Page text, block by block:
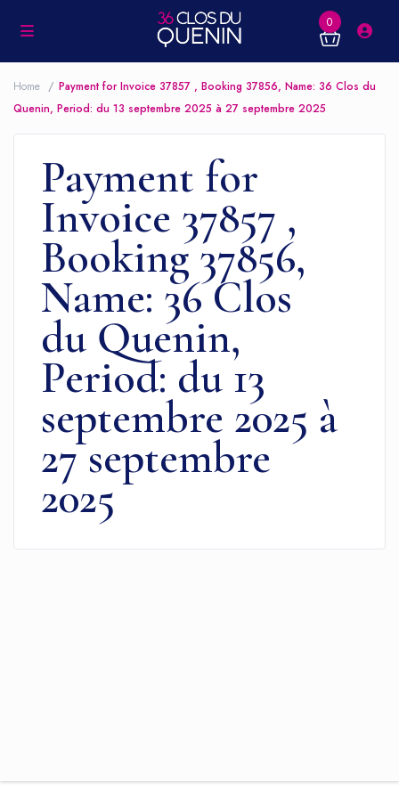
0
Home
Payment for Invoice 37857 , Booking 37856, Name: 36 Clos du
Quenin, Period: du 13 septembre 2025 à 27 septembre 2025
Payment for
Invoice 37857 ,
Booking 37856,
Name: 36 Clos
du Quenin,
Period: du 13
septembre 2025 à
27 septembre
2025